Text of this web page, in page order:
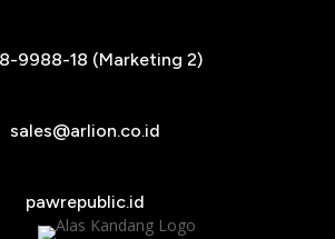
9988-18 (Marketing 2)
sales@arlion.co.id
pawrepublic.id